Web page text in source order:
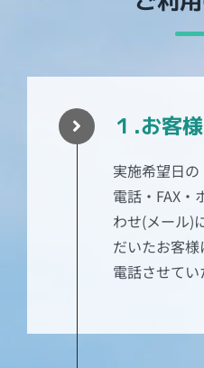
１.お客
実施希望日
電話・FAX・
わせ(メール)
だいたお客
電話させてい